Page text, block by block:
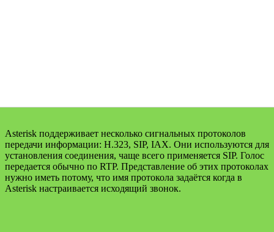
Asterisk поддерживает несколько сигнальных протоколов
передачи информации: H.323, SIP, IAX. Они используются для
установления соединения, чаще всего применяется SIP. Голос
передается обычно по RTP. Представление об этих протоколах
нужно иметь потому, что имя протокола задаётся когда в
Asterisk настраивается исходящий звонок.